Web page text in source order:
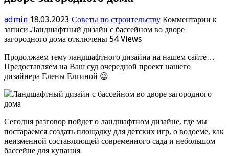
admin 18.03.2023 Советы по строительству Комментарии к
записи Ландшафтный дизайн с бассейном во дворе
загородного дома отключены 54 Views
Продолжаем тему ландшафтного дизайна на нашем сайте…
Предоставляем на Ваш суд очередной проект нашего
дизайнера Елены Елгиной 😉
Сегодня разговор пойдет о ландшафтном дизайне, где мы
постараемся создать площадку для детских игр, о водоеме, как
неизменной составляющей современного сада и небольшом
бассейне для купания.